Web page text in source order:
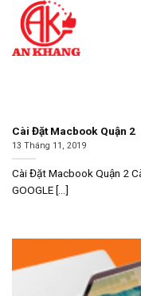
Skip
content
Cài Đặt Macbook Quận 2
13 Tháng 11, 2019
Cài Đặt Macbook Quận 2
GOOGLE [...]